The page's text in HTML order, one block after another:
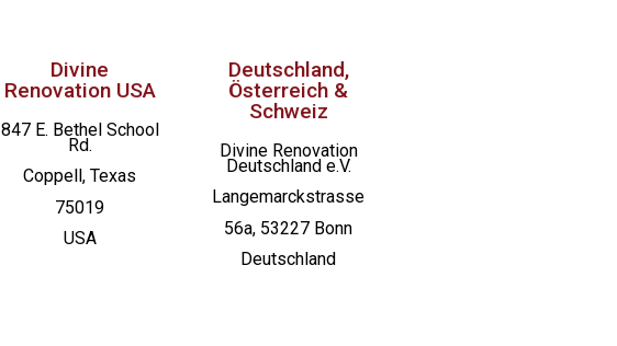
Divine
Renovation USA
847 E. Bethel School
Rd.
Coppell, Texas
75019
USA
Deutschland,
Österreich &
Schweiz
Divine Renovation
Deutschland e.V.
Langemarckstrasse
56a, 53227 Bonn
Deutschland